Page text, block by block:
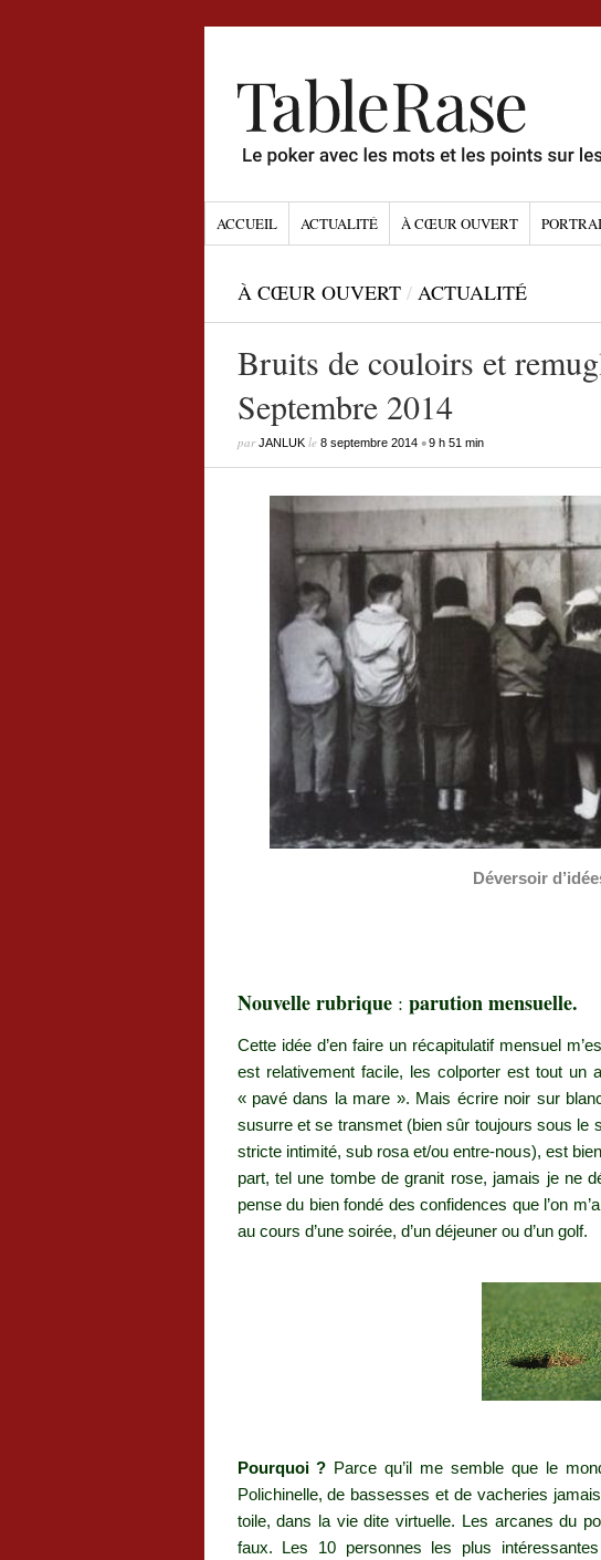
ACCUEIL ACTUALITÉ À CŒUR OUVERT
À CŒUR OUVERT / ACTUALITÉ
Bruits de couloirs et
Septembre 2014
parJANLUKle 8 septembre 2014•9 h 51 min
Déversoir
Nouvelle rubrique: parution mensuelle.
Cette idée d’en faire un récapitulatif mensuel
est relativement facile, les colporter est tout un
« pavé dans la mare ». Mais écrire noir sur
susurre et se transmet (bien sûr toujours sous le
stricte intimité, sub rosa et/ou entre-nous), est
part, tel une tombe de granit rose, jamais je ne
pense du bien fondé des confidences que l’on
au cours d’une soirée, d’un déjeuner ou d’un golf.
Pourquoi? Parce qu’il me semble que le
Polichinelle, de bassesses et de vacheries
toile, dans la vie dite virtuelle. Les arcanes du
faux. Les 10 personnes les plus